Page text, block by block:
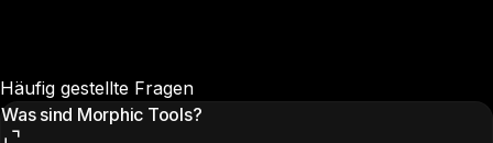
Häufig gestellte Fragen
Was sind Morphic Tools?